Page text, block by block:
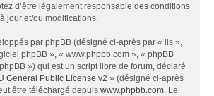
d’être légalement responsable des conditions
jour et/ou modifications.
par phpBB (désigné ci-après par « ils »,
phpBB », « www.phpbb.com », « phpBB
») qui est un script libre de forum, déclaré
General Public License v2 » (désigné ci-après
être téléchargé depuis www.phpbb.com. Le